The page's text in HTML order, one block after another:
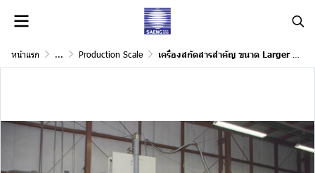
หน้าแรก ... Production Scale เครื่องสกัดสารสำคัญ ขนาด Larger Scale Supercritical Fluid Production Systems